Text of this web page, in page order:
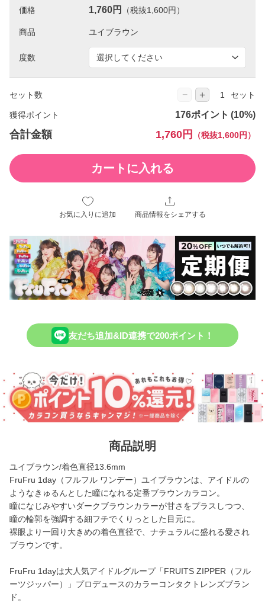
価格 1,760円 （税抜1,600円）
商品
度数
セット数 − ＋ セット
獲得ポイント 176ポイント
合計金額 1,760円 （税抜1,600円）
カートに入れる
お気に入りに追加 商品情報をシェアする
友だち追加&ID連携で200ポイント！
商品説明
ユイブラウン/着色直径13.6mm
FruFru 1day（フルフル ワンデー）ユイブラウンは、アイドルの
ようなきゅるんとした瞳になれる定番ブラウンカラコン。
瞳になじみやすいダークブラウンカラーが甘さをプラスしつつ、
瞳の輪郭を強調する細フチでくりっとした目元に。
裸眼より一回り大きめの着色直径で、ナチュラルに盛れる愛され
ブラウンです。
FruFru 1dayは大人気アイドルグループ「FRUITS ZIPPER（フル
ーツジッパー）」プロデュースのカラーコンタクトレンズブラン
ド。